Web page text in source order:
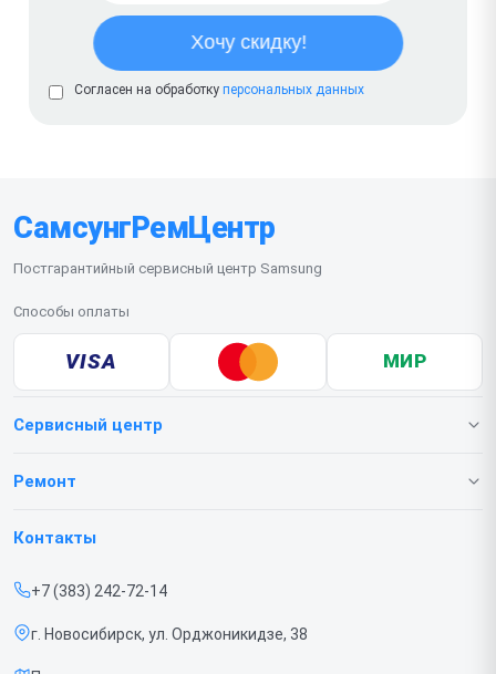
Согласен на обработку персональных данных
СамсунгРемЦентр
Постгарантийный сервисный центр Samsung
Способы оплаты
VISA МИР
Сервисный центр
О нашем сервисе
Срочный ремонт
Доставка и способы оплаты
Ремонт
Телефонов
Контакты
+7 (383) 242-72-14
г. Новосибирск, ул. Орджоникидзе, 38